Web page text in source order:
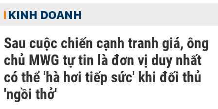
KINH DOANH
Sau cuộc chiến cạnh tranh giá, ông
chủ MWG tự tin là đơn vị duy nhất
có thể 'hà hơi tiếp sức' khi đối thủ
'ngồi thở'